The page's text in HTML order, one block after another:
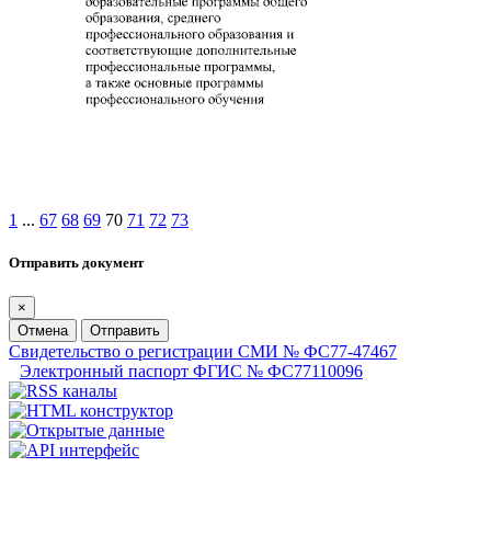
1 ... 67 68 69 70 71 72 73
Отправить документ
×
Отмена
Отправить
Свидетельство о регистрации СМИ № ФС77-47467
Электронный паспорт ФГИС № ФС77110096